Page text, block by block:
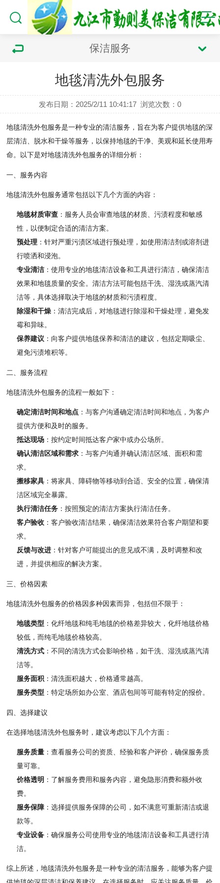
保洁服务
地毯清洗外包服务
发布日期：2025/2/11 10:41:17 浏览次数：0
地毯清洗外包服务是一种专业的清洁服务，旨在为客户提供地毯的深
层清洁、脱水和干燥等服务，以保持地毯的干净、美观和延长使用寿
命。以下是对地毯清洗外包服务的详细分析：
一、服务内容
地毯清洗外包服务通常包括以下几个方面的内容：
地毯材质审查 ：服务人员会审查地毯的材质、污渍程度和敏感
性，以便制定合适的清洁方案。
预处理 ：针对严重污渍区域进行预处理，如使用清洁剂或溶剂进
行喷洒和浸泡。
专业清洁 ：使用专业的地毯清洁设备和工具进行清洁，确保清洁
效果和地毯质量的安全。清洁方法可能包括干洗、湿洗或蒸汽清
洁等，具体选择取决于地毯的材质和污渍程度。
除湿和干燥 ：清洁完成后，对地毯进行除湿和干燥处理，避免发
霉和异味。
保养建议 ：向客户提供地毯保养和清洁的建议，包括定期吸尘、
避免污渍堆积等。
二、服务流程
地毯清洗外包服务的流程一般如下：
确定清洁时间和地点 ：与客户沟通确定清洁时间和地点，为客户
提供方便和及时的服务。
抵达现场 ：按约定时间抵达客户家中或办公场所。
确认清洁区域和需求 ：与客户沟通并确认清洁区域、面积和需
求。
搬移家具 ：将家具、障碍物等移动到合适、安全的位置，确保清
洁区域完全暴露。
执行清洁任务 ：按照预定的清洁方案执行清洁任务。
客户验收 ：客户验收清洁结果，确保清洁效果符合客户期望和要
求。
反馈与改进 ：针对客户可能提出的意见或不满，及时调整和改
进，并提供相应的解决方案。
三、价格因素
地毯清洗外包服务的价格因多种因素而异，包括但不限于：
地毯类型 ：化纤地毯和纯毛地毯的价格差异较大，化纤地毯价格
较低，而纯毛地毯价格较高。
清洗方式 ：不同的清洗方式会影响价格，如干洗、湿洗或蒸汽清
洁等。
服务面积 ：清洗面积越大，价格通常越高。
服务类型 ：特定场所如办公室、酒店包间等可能有特定的报价。
四、选择建议
在选择地毯清洗外包服务时，建议考虑以下几个方面：
服务质量 ：查看服务公司的资质、经验和客户评价，确保服务质
量可靠。
价格透明 ：了解服务费用和服务内容，避免隐形消费和额外收
费。
服务保障 ：选择提供服务保障的公司，如不满意可重新清洁或退
款等。
专业设备 ：确保服务公司使用专业的地毯清洁设备和工具进行清
洁。
综上所述，地毯清洗外包服务是一种专业的清洁服务，能够为客户提